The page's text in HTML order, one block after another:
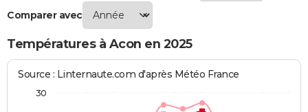
Bricolage
Lifestyle
Culture
Sport
Auto
Television
Voyage
Cinema
Comparer avec
Températures à Acon en 2025
Source : Linternaute.com d'après Météo France
30